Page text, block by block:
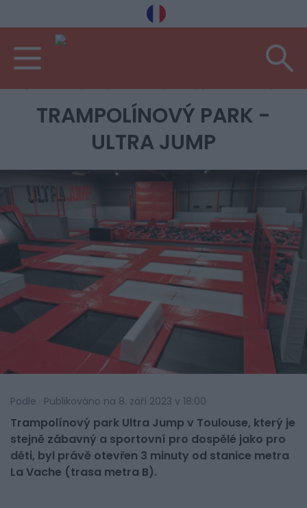
TRAMPOLÍNOVÝ PARK -
ULTRA JUMP
Podle · Publikováno na 8. září 2023 v 18:00
Trampolínový park Ultra Jump v Toulouse, který je
stejně zábavný a sportovní pro dospělé jako pro
děti, byl právě otevřen 3 minuty od stanice metra
La Vache (trasa metra B).